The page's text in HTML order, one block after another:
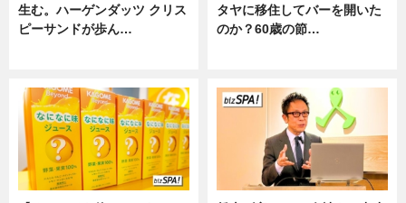
生む。ハーゲンダッツ クリス
ピーサンドが歩ん…
タヤに移住してバーを開いた
のか？60歳の節…